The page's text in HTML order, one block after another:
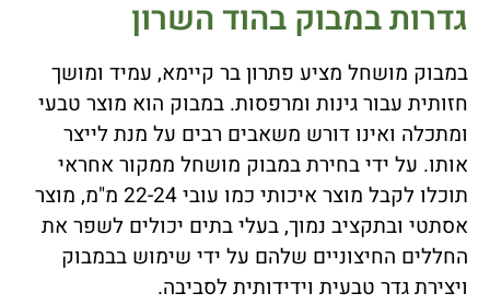
גדרות במבוק בהוד השרון
במבוק מושחל מציע פתרון בר קיימא, עמיד ומושך
חזותית עבור גינות ומרפסות. במבוק הוא מוצר טבעי
ומתכלה ואינו דורש משאבים רבים על מנת לייצר
אותו. על ידי בחירת במבוק מושחל ממקור אחראי
תוכלו לקבל מוצר איכותי כמו עובי 22-24 מ"מ, מוצר
אסתטי ובתקציב נמוך, בעלי בתים יכולים לשפר את
החללים החיצוניים שלהם על ידי שימוש בבמבוק
ויצירת גדר טבעית וידידותית לסביבה.